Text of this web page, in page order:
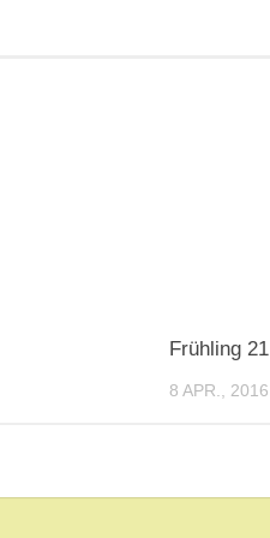
Frühling 21
8 APR., 2016